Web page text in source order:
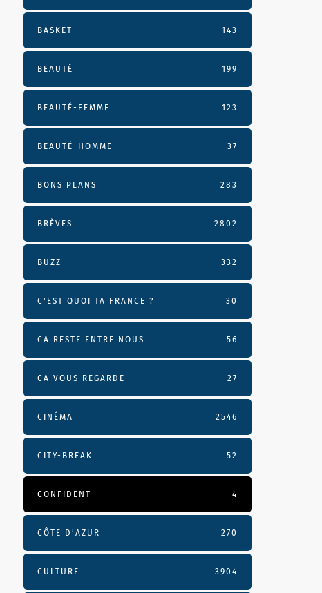
BASKET 143
BEAUTÉ 199
BEAUTÉ-FEMME 123
BEAUTÉ-HOMME 37
BONS PLANS 283
BRÈVES 2802
BUZZ 332
C'EST QUOI TA FRANCE ? 30
CA RESTE ENTRE NOUS 56
CA VOUS REGARDE 27
CINÉMA 2546
CITY-BREAK 52
CONFIDENT 4
CÔTE D’AZUR 270
CULTURE 3904